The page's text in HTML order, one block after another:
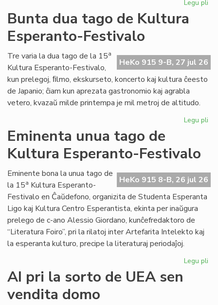
Legu pli
de
Bunta dua tago de Kultura
Esperanto-Festivalo
HeKo 915 9-B, 27 jul 26
Tre varia la dua tago de la 15a
Kultura Esperanto-Festivalo,
kun prelegoj, ﬁlmo, ekskurseto, koncerto kaj kultura ĉeesto
de Japanio; ĉiam kun aprezata gastronomio kaj agrabla
vetero, kvazaŭ milde printempa je mil metroj de altitudo.
Legu pli
Eminenta unua tago de
Kultura Esperanto-Festivalo
HeKo 915 8-B, 26 jul 26
Eminente bona la unua tago de
la 15a Kultura Esperanto-
Festivalo en Ĉaŭdefono, organizita de Studenta Esperanta
Ligo kaj Kultura Centro Esperantista, ekinta per inaŭgura
prelego de c-ano Alessio Giordano, kunĉefredaktoro de
“Literatura Foiro”, pri la rilatoj inter Artefarita Intelekto kaj
la esperanta kulturo, precipe la literaturaj periodaĵoj.
Legu pli
AI pri la sorto de UEA sen
vendita domo